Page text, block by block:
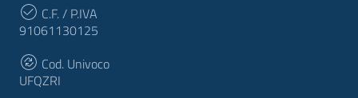
C.F. / P.IVA
91061130125
Cod. Univoco
UFQZRI